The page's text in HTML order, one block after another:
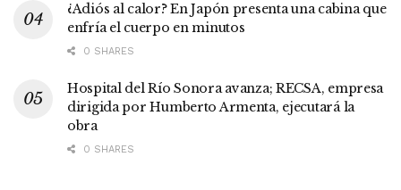
¿Adiós al calor? En Japón presenta una cabina que
enfría el cuerpo en minutos
0 SHARES
Hospital del Río Sonora avanza; RECSA, empresa
dirigida por Humberto Armenta, ejecutará la
obra
0 SHARES